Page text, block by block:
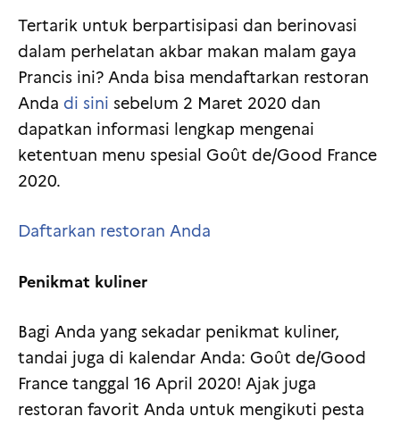
Tertarik untuk berpartisipasi dan berinovasi
dalam perhelatan akbar makan malam gaya
Prancis ini? Anda bisa mendaftarkan restoran
Anda di sini sebelum 2 Maret 2020 dan
dapatkan informasi lengkap mengenai
ketentuan menu spesial Goût de/Good France
2020.
Daftarkan restoran Anda
Penikmat kuliner
Bagi Anda yang sekadar penikmat kuliner,
tandai juga di kalendar Anda: Goût de/Good
France tanggal 16 April 2020! Ajak juga
restoran favorit Anda untuk mengikuti pesta